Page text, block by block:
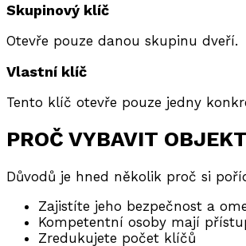
Skupinový klíč
Otevře pouze danou skupinu dveří.
Vlastní klíč
Tento klíč otevře pouze jedny
PROČ VYBAVIT
Důvodů je hned několik proč si
Zajistíte jeho bezpečnost a
Kompetentní osoby mají
Zredukujete počet klíčů